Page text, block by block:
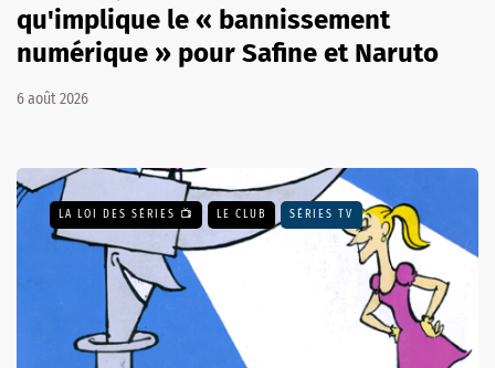
qu'implique le « bannissement
numérique » pour Safine et Naruto
6 août 2026
LA LOI DES SÉRIES 📺 LE CLUB SÉRIES TV